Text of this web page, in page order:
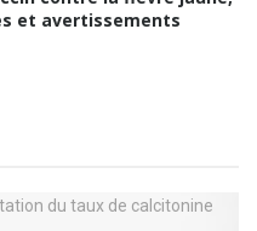
et avertissements